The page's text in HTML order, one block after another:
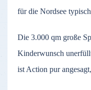
für die Nordsee
Die 3.000 qm große
Kinderwunsch
ist Action pur